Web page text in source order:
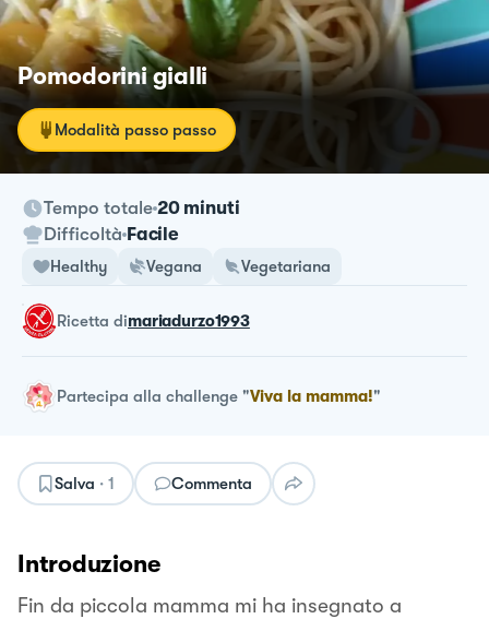
Pomodorini gialli
Modalità passo passo
Tempo totale 20 minuti
Difficoltà Facile
Healthy Vegana Vegetariana
ricetta dimariadurzo1993
Partecipa alla challenge "Viva la mamma!"
Salva · 1 Commenta
Introduzione
Fin da piccola mamma mi ha insegnato a